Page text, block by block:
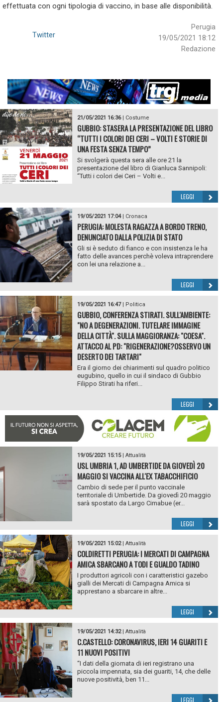
effettuata con ogni tipologia di vaccino, in base alle disponibilità.
Perugia
19/05/2021 18:12
Redazione
Twitter
21/05/2021 16:36| Costume
GUBBIO: STASERA LA PRESENTAZIONE DEL LIBRO
“TUTTI I COLORI DEI CERI – VOLTI E STORIE DI
UNA FESTA SENZA TEMPO”
Si svolgerà questa sera alle ore 21 la
presentazione del libro di Gianluca Sannipoli:
“Tutti i colori dei Ceri – Volti e...
LEGGI
19/05/2021 17:04| Cronaca
PERUGIA: MOLESTA RAGAZZA A BORDO TRENO,
DENUNCIATO DALLA POLIZIA DI STATO
Gli si è seduto di fianco e con insistenza le ha
fatto delle avances perchè voleva intraprendere
con lei una relazione a...
LEGGI
19/05/2021 16:47| Politica
GUBBIO, CONFERENZA STIRATI. SULL'AMBIENTE:
"NO A DEGENERAZIONI. TUTELARE IMMAGINE
DELLA CITTÀ". SULLA MAGGIORANZA: "COESA".
ATTACCO AL PD: "RIGENERAZIONE?OSSERVO UN
DESERTO DEI TARTARI"
Era il giorno dei chiarimenti sul quadro politico
eugubino, quello in cui il sindaco di Gubbio
Filippo Stirati ha riferi...
LEGGI
19/05/2021 15:15| Attualità
USL UMBRIA 1, AD UMBERTIDE DA GIOVEDÌ 20
MAGGIO SI VACCINA ALL'EX TABACCHIFICIO
Cambio di sede per il punto vaccinale
territoriale di Umbertide. Da giovedì 20 maggio
sarà spostato da Largo Cimabue (er...
LEGGI
19/05/2021 15:02| Attualità
COLDIRETTI PERUGIA: I MERCATI DI CAMPAGNA
AMICA SBARCANO A TODI E GUALDO TADINO
I produttori agricoli con i caratteristici gazebo
gialli dei Mercati di Campagna Amica si
apprestano a sbarcare in altre...
LEGGI
19/05/2021 14:32| Attualità
C.CASTELLO: CORONAVIRUS, IERI 14 GUARITI E
11 NUOVI POSITIVI
“I dati della giornata di ieri registrano una
piccola impennata, sia dei guariti, 14, che delle
nuove positività, ben 11...
LEGGI